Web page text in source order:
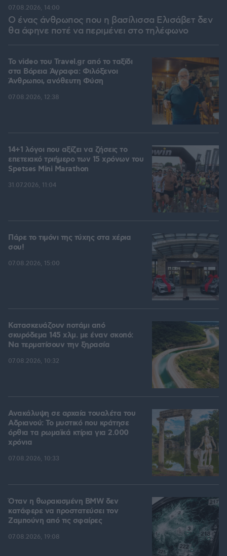
Ο ένας άνθρωπος που η βασίλισσα Ελισάβετ δεν
θα άφηνε ποτέ να περιμένει στο τηλέφωνο
07.08.2026, 14:00
To video του Travel.gr από το ταξίδι
στα Βόρεια Άγραφα: Φιλόξενοι
Άνθρωποι, ανόθευτη Φύση
07.08.2026, 12:38
14+1 λόγοι που αξίζει να ζήσεις το
επετειακό τριήμερο των 15 χρόνων του
Spetses Mini Marathon
31.07.2026, 11:04
Πάρε το τιμόνι της τύχης στα χέρια
σου!
07.08.2026, 15:00
Κατασκευάζουν ποτάμι από
σκυρόδεμα 145 χλμ. με έναν σκοπό:
Να τερματίσουν την ξηρασία
07.08.2026, 10:32
Ανακάλυψη σε αρχαία τουαλέτα του
Αδριανού: Το μυστικό που κράτησε
όρθια τα ρωμαϊκά κτίρια για 2.000
χρόνια
07.08.2026, 10:33
Όταν η θωρακισμένη BMW δεν
κατάφερε να προστατεύσει τον
Ζαμπούνη από τις σφαίρες
07.08.2026, 19:08